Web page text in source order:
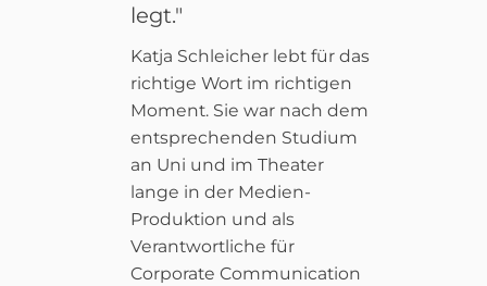
legt."
Katja Schleicher lebt für das
richtige Wort im richtigen
Moment. Sie war nach dem
entsprechenden Studium
an Uni und im Theater
lange in der Medien-
Produktion und als
Verantwortliche für
Corporate Communication